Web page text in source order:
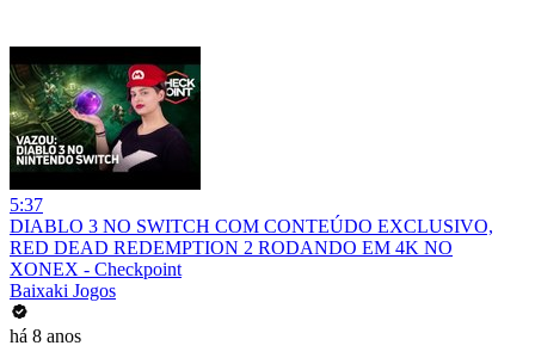
5:37
DIABLO 3 NO SWITCH COM CONTEÚDO EXCLUSIVO,
RED DEAD REDEMPTION 2 RODANDO EM 4K NO
XONEX - Checkpoint
Baixaki Jogos
há 8 anos